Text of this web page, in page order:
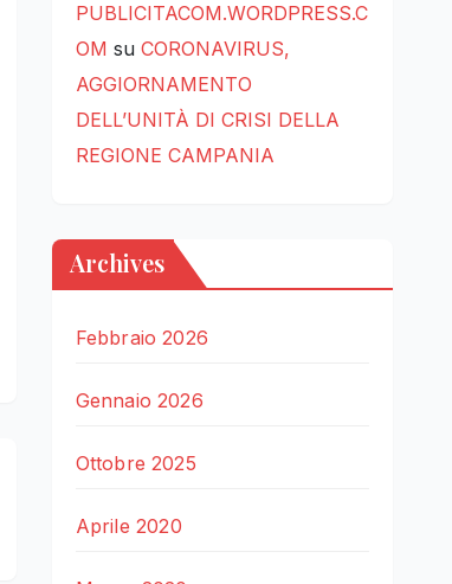
PUBLICITACOM.WORDPRESS.C
OM su CORONAVIRUS,
AGGIORNAMENTO
DELL’UNITÀ DI CRISI DELLA
REGIONE CAMPANIA
Archives
Febbraio 2026
Gennaio 2026
Ottobre 2025
Aprile 2020